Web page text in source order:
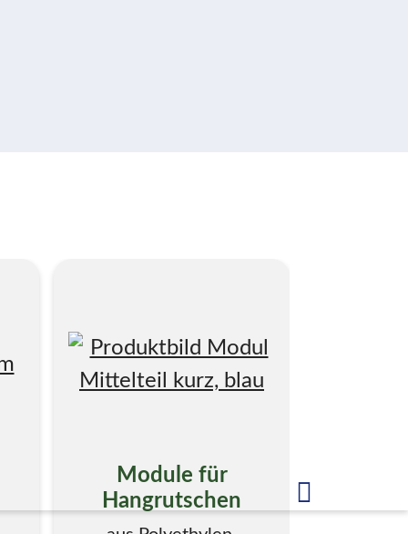
Module für
Hangrutschen